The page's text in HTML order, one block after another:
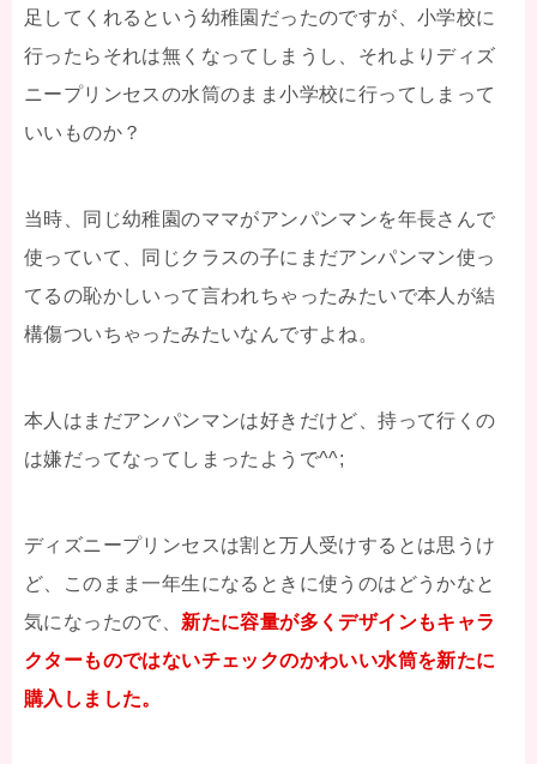
足してくれるという幼稚園だったのですが、小学校に
行ったらそれは無くなってしまうし、それよりディズ
ニープリンセスの水筒のまま小学校に行ってしまって
いいものか？
当時、同じ幼稚園のママがアンパンマンを年長さんで
使っていて、同じクラスの子にまだアンパンマン使っ
てるの恥かしいって言われちゃったみたいで本人が結
構傷ついちゃったみたいなんですよね。
本人はまだアンパンマンは好きだけど、持って行くの
は嫌だってなってしまったようで^^;
ディズニープリンセスは割と万人受けするとは思うけ
ど、このまま一年生になるときに使うのはどうかなと
気になったので、 新たに容量が多くデザインもキャラ
クターものではないチェックのかわいい水筒を新たに
購入しました。